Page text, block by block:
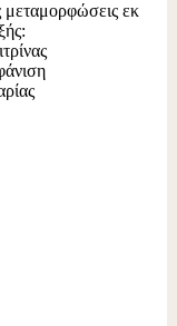
μεταμορφώσεις εκ